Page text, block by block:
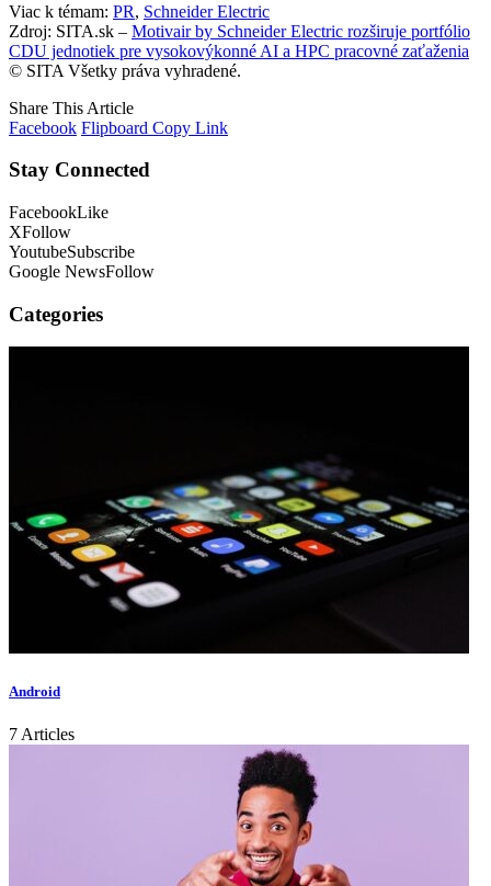
Viac k témam: PR, Schneider Electric
Zdroj: SITA.sk – Motivair by Schneider Electric rozširuje portfólio
CDU jednotiek pre vysokovýkonné AI a HPC pracovné zaťaženia
© SITA Všetky práva vyhradené.
Share This Article
Facebook Flipboard Copy Link
Stay Connected
FacebookLike
XFollow
YoutubeSubscribe
Google NewsFollow
Categories
Android
7 Articles